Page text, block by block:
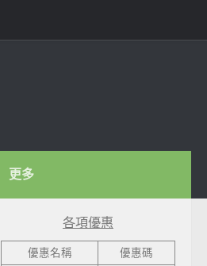
更多
各項優惠
優惠名稱
優惠碼